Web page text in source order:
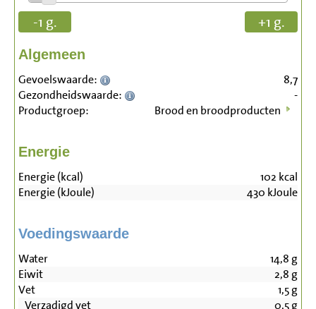
-1 g. +1 g.
Algemeen
Gevoelswaarde:
8,7
Gezondheidswaarde:
-
Productgroep:
Brood en broodproducten
Energie
Energie (kcal) 102 kcal
Energie (kJoule)
430 kJoule
Voedingswaarde
Water 14,8 g
Eiwit
2,8 g
Vet
1,5g
Verzadigd vet
0,5g